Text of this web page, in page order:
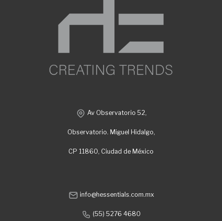
Av Observatorio 52,
Observatorio. Miguel Hidalgo,
CP 11860, Ciudad de México
info@hessentials.com.mx
(55) 5276 4680